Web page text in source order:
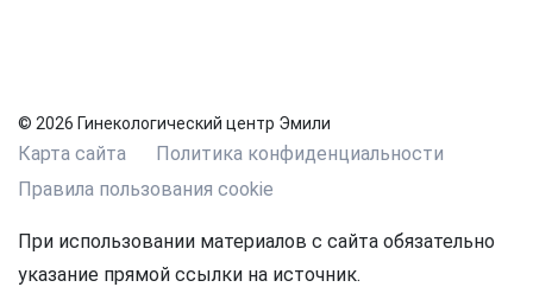
© 2026 Гинекологический центр Эмили
Карта сайта
Политика конфиденциальности
Правила пользования cookie
При использовании материалов с сайта обязательно
указание прямой ссылки на источник.